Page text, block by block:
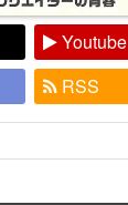
Youtube
RSS